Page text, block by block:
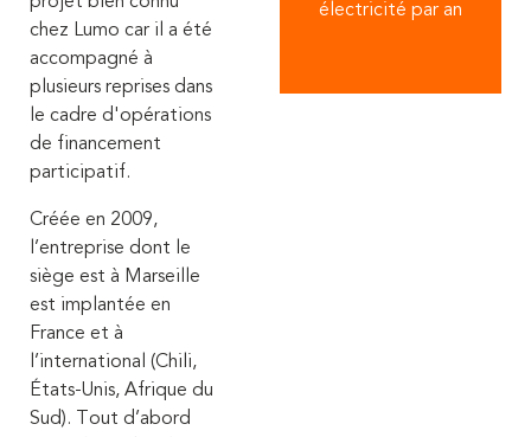
chez Lumo car il a été
accompagné à
plusieurs reprises dans
le cadre d'opérations
de financement
participatif.
Créée en 2009,
l’entreprise dont le
siège est à Marseille
est implantée en
France et à
l’international (Chili,
États-Unis, Afrique du
Sud). Tout d’abord
électricité par an